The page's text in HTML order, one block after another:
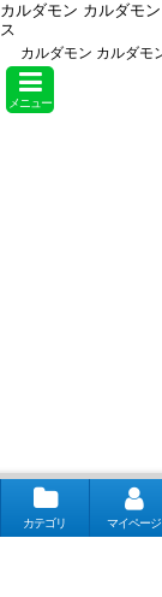
カルダモン カルダモ
ス
カルダモン カルダモ
メニュー
カテゴリ マイページ